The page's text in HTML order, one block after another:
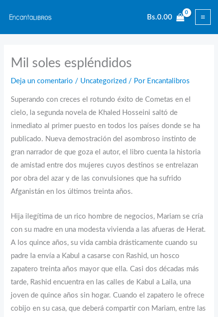
contenido
Bs.0.00
Mil soles espléndidos
Deja un comentario / Uncategorized / Por Encantalibros
Superando con creces el rotundo éxito de Cometas en el
cielo, la segunda novela de Khaled Hosseini saltó de
inmediato al primer puesto en todos los países donde se ha
publicado. Nueva demostración del asombroso instinto de
gran narrador de que goza el autor, el libro cuenta la historia
de amistad entre dos mujeres cuyos destinos se entrelazan
por obra del azar y de las convulsiones que ha sufrido
Afganistán en los últimos treinta años.
Hija ilegítima de un rico hombre de negocios, Mariam se cría
con su madre en una modesta vivienda a las afueras de Herat.
A los quince años, su vida cambia drásticamente cuando su
padre la envía a Kabul a casarse con Rashid, un hosco
zapatero treinta años mayor que ella. Casi dos décadas más
tarde, Rashid encuentra en las calles de Kabul a Laila, una
joven de quince años sin hogar. Cuando el zapatero le ofrece
cobijo en su casa, que deberá compartir con Mariam, entre las